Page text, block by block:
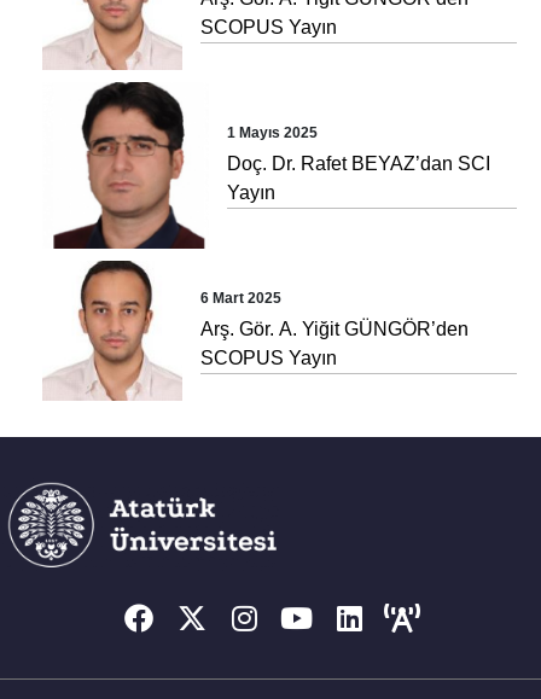
SCOPUS Yayın
1 Mayıs 2025
Doç. Dr. Rafet BEYAZ’dan SCI
Yayın
6 Mart 2025
Arş. Gör. A. Yiğit GÜNGÖR’den
SCOPUS Yayın